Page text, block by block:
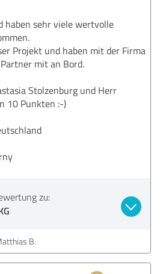
haben sehr viele wertvolle
Projekt und haben mit der Firma
mit an Bord.
Stolzenburg und Herr
10 Punkten :-)
zu:
B.